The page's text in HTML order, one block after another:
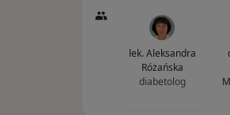
lek. Aleksandra
Różańska
diabetolog